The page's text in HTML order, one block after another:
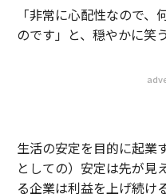
「非常に心配性なので
のです」と、穏やかに笑う
生活の安定を目的に起業
としての）安定は先が見
る企業は利益を上げ続け